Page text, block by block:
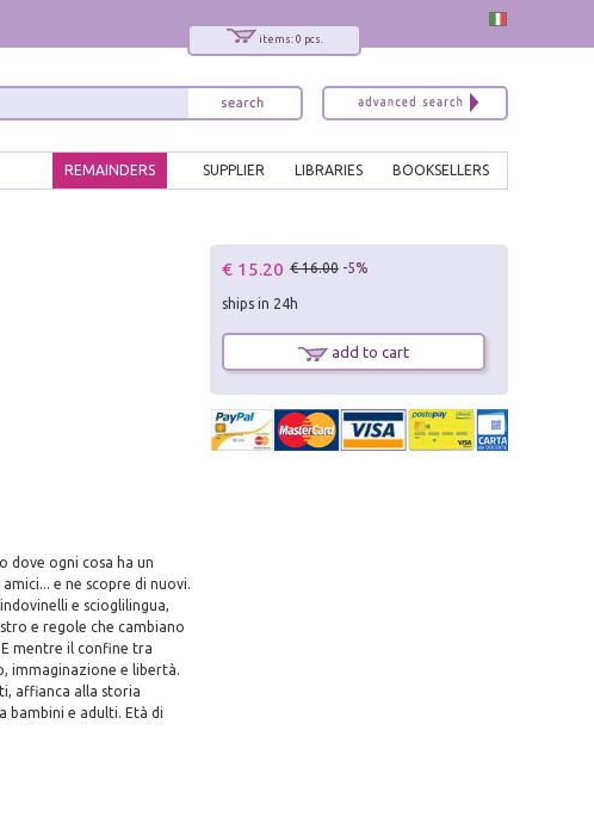
items: 0 pcs.
BOOKSELLERS
LIBRARIES
SUPPLIER
REMAINDERS
dove ogni cosa ha un
e ne scopre di nuovi.
e scioglilingua,
e regole che cambiano
mentre il confine tra
immaginazione e libertà.
affianca alla storia
bambini e adulti. Età di
€ 15.20 € 16.00 -5%
ships in 24h
add to cart
x
Interessato ai nostri libri?
Sarai informato delle nostre novità, potrai
comunque cancellarti quando desideri.
modulo di iscrizione